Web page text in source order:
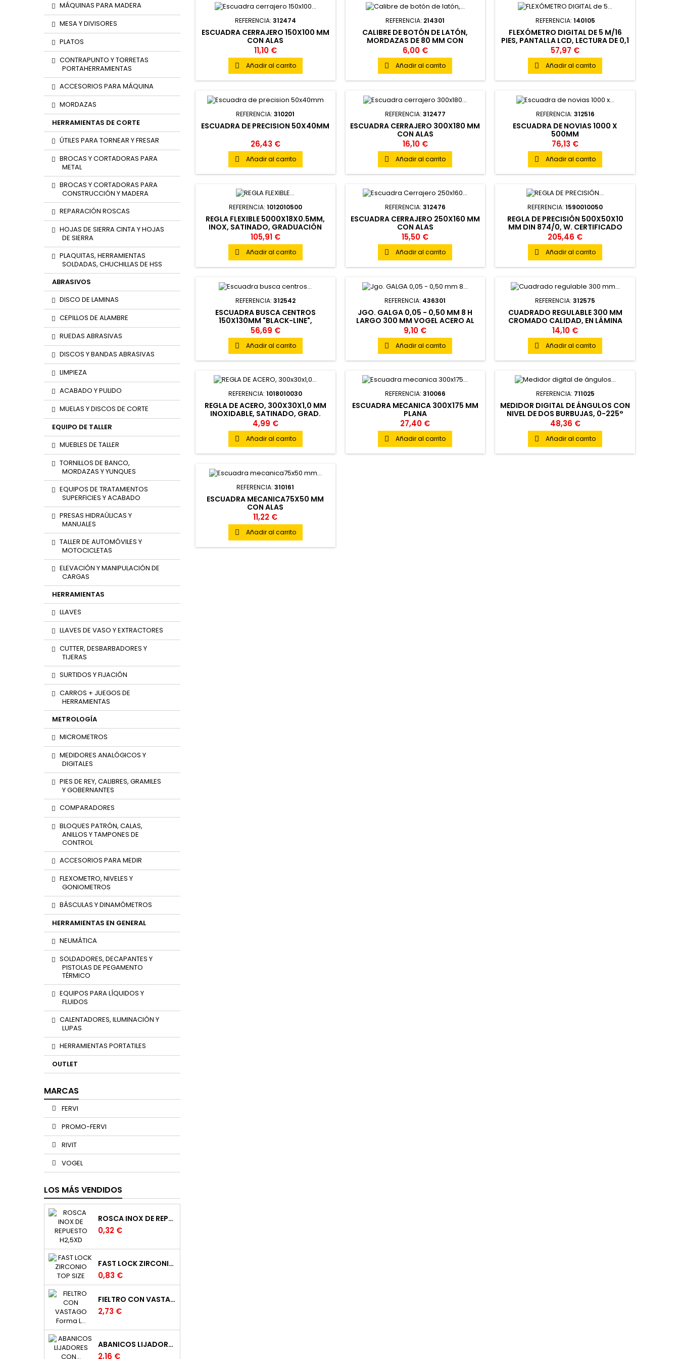
MÁQUINAS PARA MADERA
MESA Y DIVISORES
PLATOS
CONTRAPUNTO Y TORRETAS
PORTAHERRAMIENTAS
ACCESORIOS PARA MÁQUINA
MORDAZAS
HERRAMIENTAS DE CORTE
ÚTILES PARA TORNEAR Y FRESAR
BROCAS Y CORTADORAS PARA
METAL
BROCAS Y CORTADORAS PARA
CONSTRUCCIÓN Y MADERA
REPARACIÓN ROSCAS
HOJAS DE SIERRA CINTA Y HOJAS
DE SIERRA
PLAQUITAS, HERRAMIENTAS
SOLDADAS, CHUCHILLAS DE HSS
ABRASIVOS
DISCO DE LAMINAS
CEPILLOS DE ALAMBRE
RUEDAS ABRASIVAS
DISCOS Y BANDAS ABRASIVAS
LIMPIEZA
ACABADO Y PULIDO
MUELAS Y DISCOS DE CORTE
EQUIPO DE TALLER
MUEBLES DE TALLER
TORNILLOS DE BANCO,
MORDAZAS Y YUNQUES
EQUIPOS DE TRATAMIENTOS
SUPERFICIES Y ACABADO
PRESAS HIDRAÚLICAS Y
MANUALES
TALLER DE AUTOMÓVILES Y
MOTOCICLETAS
ELEVACIÓN Y MANIPULACIÓN DE
CARGAS
HERRAMIENTAS
LLAVES
LLAVES DE VASO Y EXTRACTORES
CUTTER, DESBARBADORES Y
TIJERAS
SURTIDOS Y FIJACIÓN
CARROS + JUEGOS DE
HERRAMIENTAS
METROLOGÍA
MICROMETROS
MEDIDORES ANALÓGICOS Y
DIGITALES
PIES DE REY, CALIBRES, GRAMILES
Y GOBERNANTES
COMPARADORES
BLOQUES PATRÓN, CALAS,
ANILLOS Y TAMPONES DE
CONTROL
ACCESORIOS PARA MEDIR
FLEXOMETRO, NIVELES Y
GONIOMETROS
BÁSCULAS Y DINAMÓMETROS
HERRAMIENTAS EN GENERAL
NEUMÁTICA
SOLDADORES, DECAPANTES Y
PISTOLAS DE PEGAMENTO
TÉRMICO
EQUIPOS PARA LÍQUIDOS Y
FLUIDOS
CALENTADORES, ILUMINACIÓN Y
LUPAS
HERRAMIENTAS PORTATILES
OUTLET
MARCAS
FERVI
PROMO-FERVI
RIVIT
VOGEL
LOS MÁS VENDIDOS
ROSCA INOX DE REPUESTO H2,5XD
0,32 €
FAST LOCK ZIRCONIO TOP SIZE
0,83 €
FIELTRO CON VASTAGO FORMA L DE 20 X 25 EJE DE 6 MM.
2,73 €
ABANICOS LIJADORES CON MANGO EN TELA
2,16 €
REFERENCIA: 312474
ESCUADRA CERRAJERO 150X100 MM
CON ALAS
11,10 €
 Añadir al carrito
REFERENCIA: 214301
CALIBRE DE BOTÓN DE LATÓN,
MORDAZAS DE 80 MM CON
MEDICIÓN INTERIOR, ESCALA EN
MM/PULGADAS, VERNIER, LÁMINA
6,00 €
 Añadir al carrito
REFERENCIA: 140105
FLEXÓMETRO DIGITAL DE 5 M/16
PIES, PANTALLA LCD, LECTURA DE 0,1
CM, FUNCIÓN DE RETENCIÓN, PILA
CR2032, INTERIOR/EXTERIOR, UN
309
57,97 €
 Añadir al carrito
REFERENCIA:310201
ESCUADRA DE PRECISION 50X40MM
26,43 €
 Añadir al carrito
REFERENCIA: 312477
ESCUADRA CERRAJERO 300X180 MM
CON ALAS
16,10 €
 Añadir al carrito
REFERENCIA: 312516
ESCUADRA DE NOVIAS 1000 X
500MM
76,13 €
 Añadir al carrito
REFERENCIA: 1012010500
REGLA FLEXIBLE 5000X18X0.5MM,
INOX, SATINADO, GRADUACIÓN
MM/MM, DIN CLASE II
105,91 €
 Añadir al carrito
REFERENCIA: 312476
ESCUADRA CERRAJERO 250X160 MM
CON ALAS
15,50 €
 Añadir al carrito
REFERENCIA:1590010050
REGLA DE PRECISIÓN 500X50X10
MM DIN 874/0, W. CERTIFICADO
CAL.
205,46 €
 Añadir al carrito
REFERENCIA: 312542
ESCUADRA BUSCA CENTROS
150X130MM "BLACK-LINE",
ALUMINIO, ENDURECIDO
56,69 €
 Añadir al carrito
REFERENCIA: 436301
JGO. GALGA 0,05 - 0,50 MM 8 H
LARGO 300 MM VOGEL ACERO AL
CARBONO TOLERANCIA T2
9,10 €
 Añadir al carrito
REFERENCIA:312575
CUADRADO REGULABLE 300 MM
CROMADO CALIDAD, EN LÁMINA
14,10 €
 Añadir al carrito
REFERENCIA:1018010030
REGLA DE ACERO, 300X30X1,0 MM
INOXIDABLE, SATINADO, GRAD.
MM/MM DIN 2014/32/UE CLASE II
4,99 €
 Añadir al carrito
REFERENCIA: 310066
ESCUADRA MECANICA 300X175 MM
PLANA
27,40 €
 Añadir al carrito
REFERENCIA: 711025
MEDIDOR DIGITAL DE ÁNGULOS CON
NIVEL DE DOS BURBUJAS, 0-225°
305X52X23MM, FUNCIÓN
ON/OFF,HOLD,
48,36 €
 Añadir al carrito
REFERENCIA:310161
ESCUADRA MECANICA75X50 MM
CON ALAS
11,22 €
 Añadir al carrito